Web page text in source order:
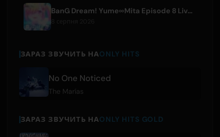
BanG Dream! Yume∞Mita Episode 8 Live Clip Released
ЗАРАЗ ЗВУЧИТЬ НАONLY HITS
No One Noticed
The Marías
ЗАРАЗ ЗВУЧИТЬ НАONLY HITS GOLD